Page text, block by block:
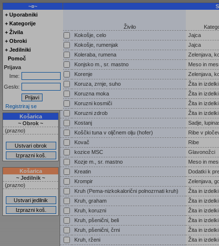
Živilo
Kokošje, celo
Jajca
Kokošje, rumenjak
Jajca
Koleraba, rumena
Zelenjava,
Konjsko m., sr. mastno
Meso in
Korenje
Zelenjava,
Koruza, zrnje, suho
Žita in
Koruzna moka
Žita in
Koruzni kosmiči
Žita in
Koruzni zdrob
Žita in
Kostanj
Sadje,
Koščki tuna v oljčnem olju (hofer)
Ribe v
Kovač
Ribe
kozice MSC
Glavonožci
Kozje m., sr. mastno
Meso in
Kreatin
Dodatki k
Krompir
Zelenjava,
Kruh (Pema-nizkokalorični polnozrnati kruh)
Žita in
Kruh, graham
Žita in
Kruh, koruzni
Žita in
Kruh, pšenični, beli
Žita in
Kruh, pšenični, črni
Žita in
Kruh, rženi
Žita in
~¤~
+ Uporabniki
+ Kategorije
+ Živila
+ Obroki
+ Jedilniki
Pomoč
Prijava
Ime:
Geslo:
Registriraj se
Košarica
~ Obrok ~
(prazno)
Košarica
~ Jedilnik ~
(prazno)